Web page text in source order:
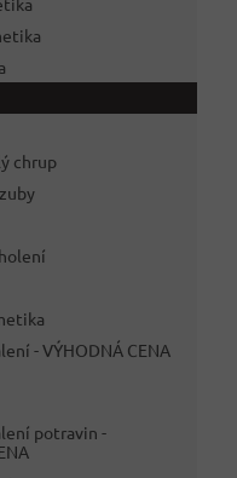
chrup
- VÝHODNÁ CENA
potravin -